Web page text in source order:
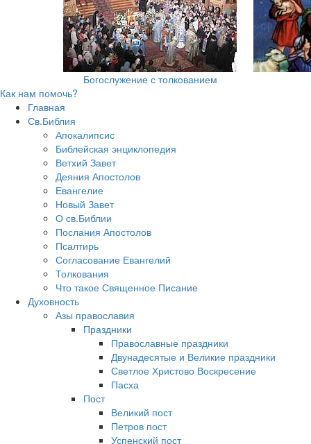
Богослужение с толкованием
Как нам помочь?
Главная
Св.Библия
Апокалипсис
Библейская энциклопедия
Ветхий Завет
Деяния Апостолов
Евангелие
Новый Завет
О св.Библии
Послания Апостолов
Псалтирь
Согласование Евангелий
Толкования
Что такое Священное Писание
Духовность
Азы православия
Праздники
Православные праздники
Двунадесятые и Великие праздники
Светлое Христово Воскресение
Пасха
Пост
Великий пост
Петров пост
Успенский пост